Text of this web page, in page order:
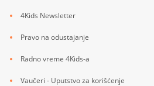
4Kids Newsletter
Pravo na odustajanje
Radno vreme 4Kids-a
Vaučeri - Uputstvo za korišćenje